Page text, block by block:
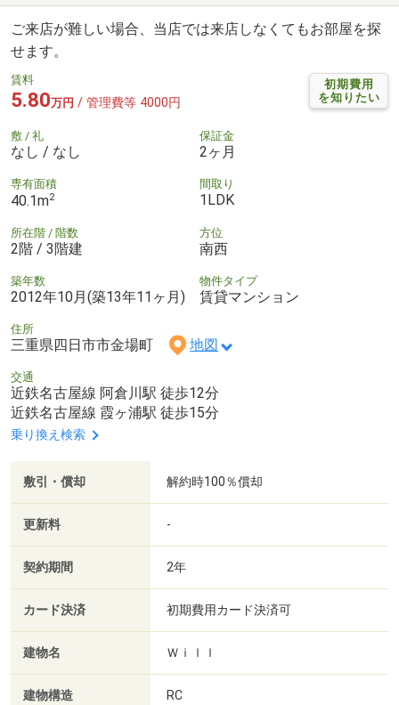
ご来店が難しい場合、当店では来店しなくてもお部屋を探
せます。
初期費用
を知りたい
賃料
5.80万円 / 管理費等 4000円
敷 / 礼
なし / なし
保証金
2ヶ月
専有面積
40.1m2
間取り
1LDK
所在階 / 階数
2階 / 3階建
方位
南西
築年数
2012年10月(築13年11ヶ月)
物件タイプ
賃貸マンション
住所
三重県四日市市金場町 地図
交通
近鉄名古屋線 阿倉川駅 徒歩12分
近鉄名古屋線 霞ヶ浦駅 徒歩15分
乗り換え検索
敷引・償却 解約時100％償却
更新料 -
契約期間 2年
カード決済 初期費用カード決済可
建物名 Ｗｉｌｌ
建物構造 RC